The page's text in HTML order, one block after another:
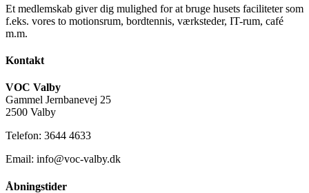
Et medlemskab giver dig mulighed for at bruge husets faciliteter som
f.eks. vores to motionsrum, bordtennis, værksteder, IT-rum, café
m.m.
Kontakt
VOC Valby
Gammel Jernbanevej 25
2500 Valby
Telefon: 3644 4633
Email: info@voc-valby.dk
Åbningstider